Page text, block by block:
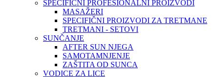
SPECIFIČNI PROFESIONALNI PROIZVODI
MASAŽERI
SPECIFIČNI PROIZVODI ZA TRETMANE
TRETMANI - SETOVI
SUNČANJE
AFTER SUN NJEGA
SAMOTAMNJENJE
ZAŠTITA OD SUNCA
VODICE ZA LICE